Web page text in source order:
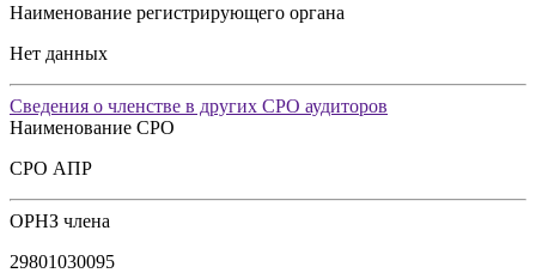
Наименование регистрирующего органа
Нет данных
Сведения о членстве в других СРО аудиторов
Наименование СРО
СРО АПР
ОРНЗ члена
29801030095